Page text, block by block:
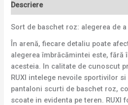
Descriere
Sort de baschet roz: alegerea de
În arenă, fiecare detaliu poate
alegerea îmbrăcămintei este, fără
acesteia. In calitate de cunoscut
RUXI intelege nevoile sportivilor
pantaloni scurti de baschet roz,
scoate in evidenta pe teren. RUXI